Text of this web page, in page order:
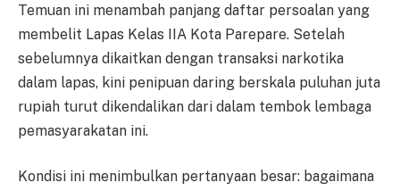
Temuan ini menambah panjang daftar persoalan yang
membelit Lapas Kelas IIA Kota Parepare. Setelah
sebelumnya dikaitkan dengan transaksi narkotika
dalam lapas, kini penipuan daring berskala puluhan juta
rupiah turut dikendalikan dari dalam tembok lembaga
pemasyarakatan ini.
Kondisi ini menimbulkan pertanyaan besar: bagaimana